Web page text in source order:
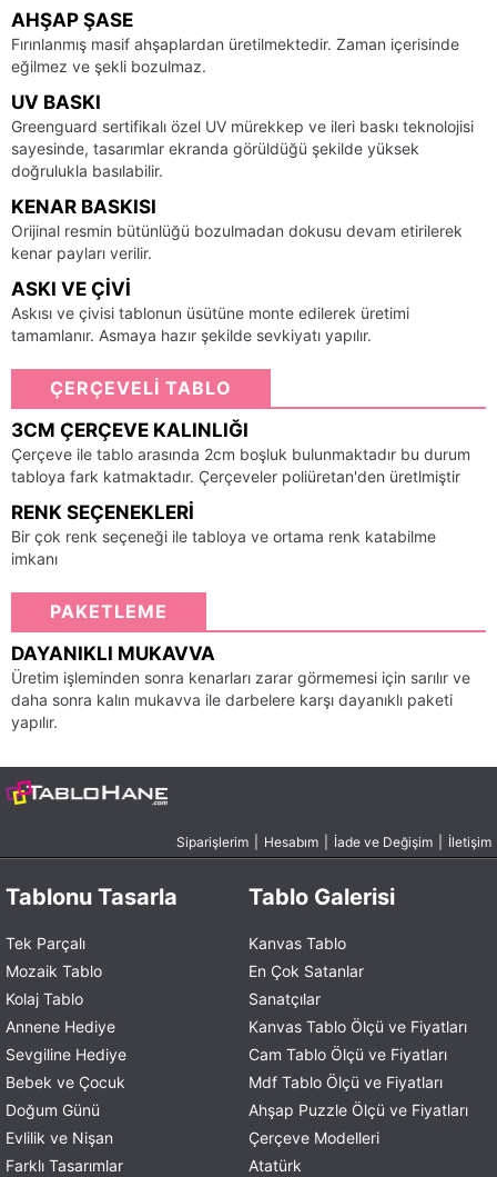
AHŞAP ŞASE
Fırınlanmış masif ahşaplardan üretilmektedir. Zaman içerisinde
eğilmez ve şekli bozulmaz.
UV BASKI
Greenguard sertifikalı özel UV mürekkep ve ileri baskı teknolojisi
sayesinde, tasarımlar ekranda görüldüğü şekilde yüksek
doğrulukla basılabilir.
KENAR BASKISI
Orijinal resmin bütünlüğü bozulmadan dokusu devam etirilerek
kenar payları verilir.
ASKI VE ÇIVI
Askısı ve çivisi tablonun üsütüne monte edilerek üretimi
tamamlanır. Asmaya hazır şekilde sevkiyatı yapılır.
ÇERÇEVELİ TABLO
3CM ÇERÇEVE KALINLIĞI
Çerçeve ile tablo arasında 2cm boşluk bulunmaktadır bu durum
tabloya fark katmaktadır. Çerçeveler poliüretan'den üretlmiştir
RENK SEÇENEKLERI
Bir çok renk seçeneği ile tabloya ve ortama renk katabilme
imkanı
PAKETLEME
DAYANIKLI MUKAVVA
Üretim işleminden sonra kenarları zarar görmemesi için sarılır ve
daha sonra kalın mukavva ile darbelere karşı dayanıklı paketi
yapılır.
Siparişlerim Hesabım İade ve Değişim İletişim
Tablonu Tasarla
Tek Parçalı
Mozaik Tablo
Kolaj Tablo
Annene Hediye
Sevgiline Hediye
Bebek ve Çocuk
Doğum Günü
Evlilik ve Nişan
Farklı Tasarımlar
Tablo Galerisi
Kanvas Tablo
En Çok Satanlar
Sanatçılar
Kanvas Tablo Ölçü ve Fiyatları
Cam Tablo Ölçü ve Fiyatları
Mdf Tablo Ölçü ve Fiyatları
Ahşap Puzzle Ölçü ve Fiyatları
Çerçeve Modelleri
Atatürk